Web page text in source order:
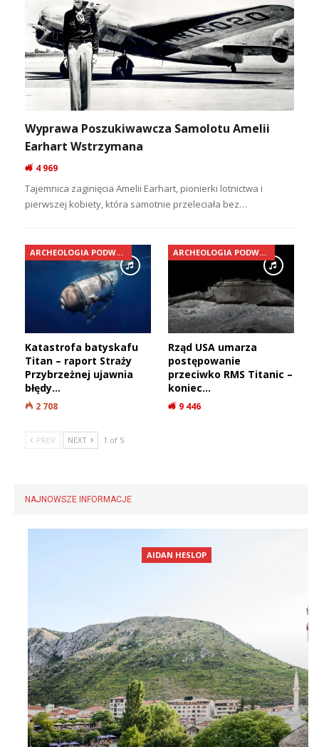
Wyprawa Poszukiwawcza Samolotu Amelii
Earhart Wstrzymana
4 969
Tajemnica zaginięcia Amelii Earhart, pionierki lotnictwa i
pierwszej kobiety, która samotnie przeleciała bez…
ARCHEOLOGIA PODWODNA
Katastrofa batyskafu
Titan – raport Straży
Przybrzeżnej ujawnia
błędy…
2 708
ARCHEOLOGIA PODWODNA
Rząd USA umarza
postępowanie
przeciwko RMS Titanic –
koniec…
9 446
PREV NEXT 1 of 5
NAJNOWSZE INFORMACJE
AIDAN HESLOP